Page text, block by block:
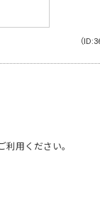
（
用ください。